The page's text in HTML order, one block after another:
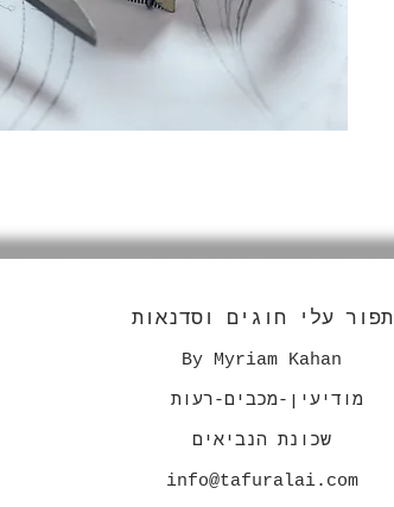
תפור עלי חוגים וסדנאות
By Myriam Kahan
מודיעין-מכבים-רעות
שכונת הנביאים
info@tafuralai.com